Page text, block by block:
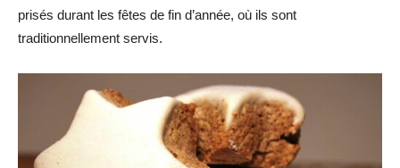
prisés durant les fêtes de fin d’année, où ils sont
traditionnellement servis.